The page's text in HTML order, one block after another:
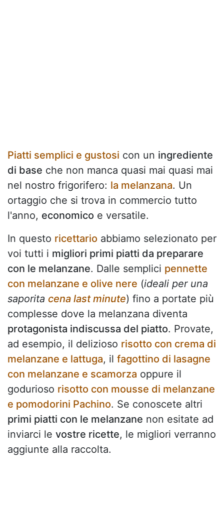
Piatti semplici e gustosi con un ingrediente
di base che non manca quasi mai quasi mai
nel nostro frigorifero: la melanzana. Un
ortaggio che si trova in commercio tutto
l'anno, economico e versatile.
In questo ricettario abbiamo selezionato per
voi tutti i migliori primi piatti da preparare
con le melanzane. Dalle semplici pennette
con melanzane e olive nere (ideali per una
saporita cena last minute) fino a portate più
complesse dove la melanzana diventa
protagonista indiscussa del piatto. Provate,
ad esempio, il delizioso risotto con crema di
melanzane e lattuga, il fagottino di lasagne
con melanzane e scamorza oppure il
godurioso risotto con mousse di melanzane
e pomodorini Pachino. Se conoscete altri
primi piatti con le melanzane non esitate ad
inviarci le vostre ricette, le migliori verranno
aggiunte alla raccolta.